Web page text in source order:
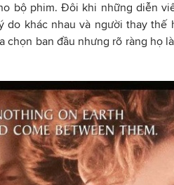
bộ phim. Đôi khi những diễn
do khác nhau và người thay thế
chọn ban đầu nhưng rõ ràng họ